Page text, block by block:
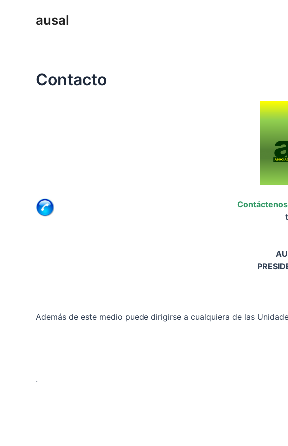
ausal
Contacto
Contáctenos
Además de este medio puede dirigirse a cualquiera de las
.